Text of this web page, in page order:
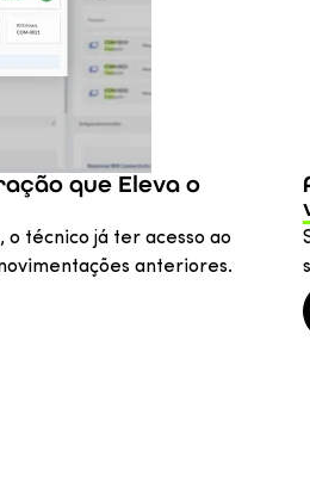
que Eleva o
o técnico já ter acesso ao
anteriores.